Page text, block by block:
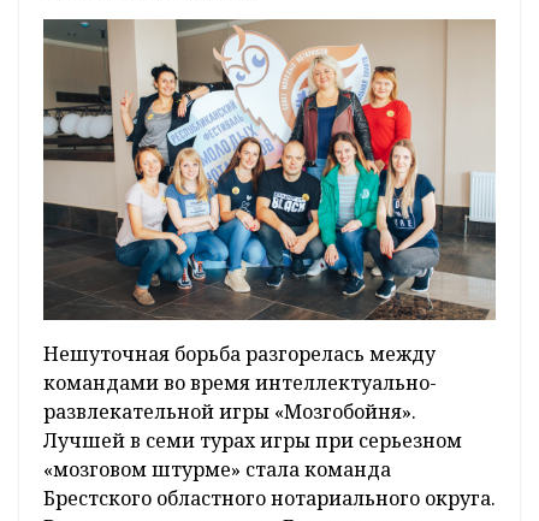
Нешуточная борьба разгорелась между
командами во время интеллектуально-
развлекательной игры «Мозгобойня».
Лучшей в семи турах игры при серьезном
«мозговом штурме» стала команда
Брестского областного нотариального округа.